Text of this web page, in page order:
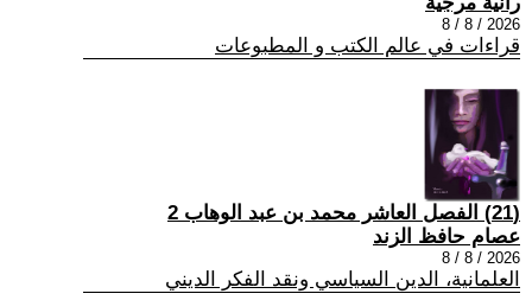
2026 / 8 / 8
قراءات في عالم الكتب و المطبوعات
(21) الفصل العاشر محمد بن عبد الوهاب 2
عصام حافظ الزند
2026 / 8 / 8
العلمانية، الدين السياسي ونقد الفكر الديني